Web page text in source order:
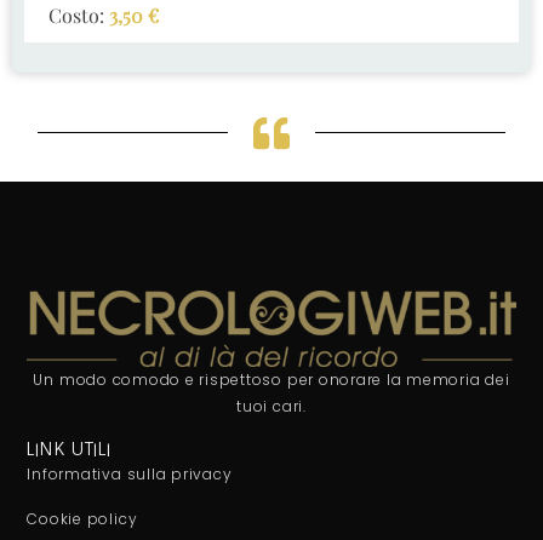
Costo: 3,50€
Un modo comodo e rispettoso per onorare la memoria dei
tuoi cari.
LINK UTILI
Informativa sulla privacy
Cookie policy